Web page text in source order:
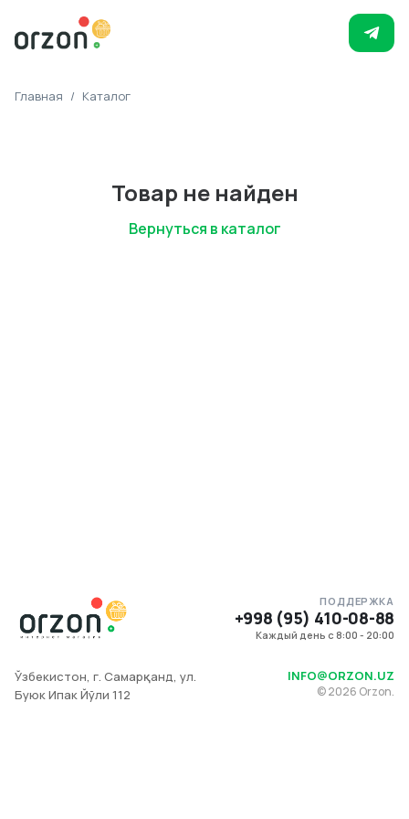
Главная / Каталог
Товар не найден
Вернуться в каталог
ПОДДЕРЖКА
+998 (95) 410-08-88
Каждый день с 8:00 - 20:00
Ўзбекистон, г. Самарқанд, ул.
Буюк Ипак Йўли 112
INFO@ORZON.UZ
©2026 Orzon.